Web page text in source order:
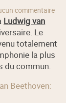
commentaire
Ludwig van
Le
totalement
la plus
du commun.
Beethoven: